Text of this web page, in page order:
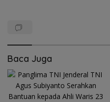
Baca Juga